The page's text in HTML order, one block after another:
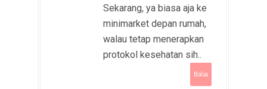
Sekarang, ya biasa aja ke
minimarket depan rumah,
walau tetap menerapkan
protokol kesehatan sih..
Balas